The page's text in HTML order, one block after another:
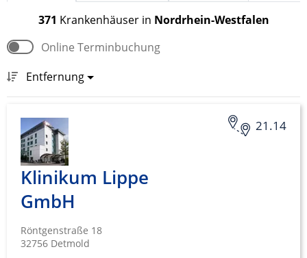
371 Krankenhäuser in Nordrhein-Westfalen
Online Terminbuchung
Entfernung
21.14
Klinikum Lippe
GmbH
Röntgenstraße 18
32756 Detmold